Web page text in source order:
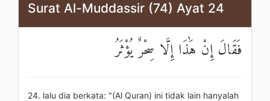
Surat Al-Muddassir (74) Ayat 24
فَقَالَ إِنْ هَٰذَا إِلَّا سِحْرٌ يُؤْثَرُ
24. lalu dia berkata: "(Al Quran) ini tidak lain hanyalah